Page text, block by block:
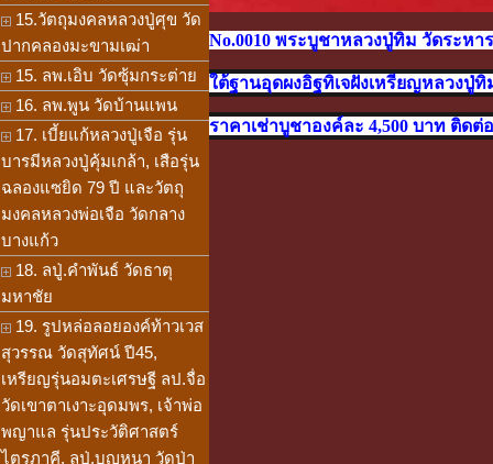
15.วัตถุมงคลหลวงปู่ศุข วัด
ปากคลองมะขามเฒ่า
15. ลพ.เอิบ วัดซุ้มกระต่าย
16. ลพ.พูน วัดบ้านแพน
17. เบี้ยแก้หลวงปู่เจือ รุ่น
บารมีหลวงปู่คุ้มเกล้า, เสือรุ่น
ฉลองแซยิด 79 ปี และวัตถุ
มงคลหลวงพ่อเจือ วัดกลาง
บางแก้ว
18. ลปู่.คำพันธ์ วัดธาตุ
มหาชัย
19. รูปหล่อลอยองค์ท้าวเวส
สุวรรณ วัดสุทัศน์ ปี45,
เหรียญรุ่นอมตะเศรษฐี ลป.จื่อ
วัดเขาตาเงาะอุดมพร, เจ้าพ่อ
พญาแล รุ่นประวัติศาสตร์
ไตรภาคี, ลปู่.บุญหนา วัดป่า
No.0010 พระบูชาหลวงปู่ทิม วัดระหา
ใต้ฐานอุดผงอิฐทิเจฝังเหรียญหลวงปู่
ราคาเช่าบูชาองค์ละ 4,500 บาท ติดต่